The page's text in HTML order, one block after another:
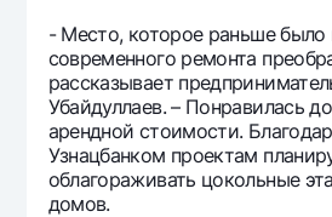
- Место, которое раньше было
современного ремонта
рассказывает
Убайдуллаев. – Понравилась
арендной стоимости.
Узнацбанком проектам
облагораживать цокольные
домов.